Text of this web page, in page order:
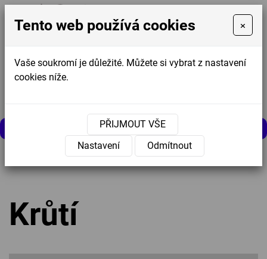
MENU
Úvodní stránka » Nabídka » Sušené maso
Krůtí
Tento web používá cookies ×
Vaše soukromí je důležité. Můžete si vybrat z nastavení
cookies níže.
PŘIJMOUT VŠE
Nastavení
Odmítnout